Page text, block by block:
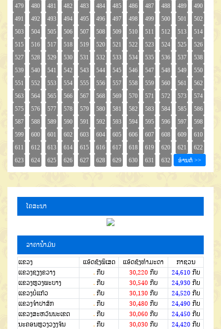
ໂຄສະນາ
ລາຄານໍ້າມັນ
ແຂວງ ແອັດຊັງພິເສດ ແອັດຊັງທຳມະດາ
ກາຊວນ
ແຂວງຊຽງຂວາງ
. ກີບ 30,220ກີບ 24,610ກີບ
ແຂວງຫຼວງພະບາງ
. ກີບ 30,540ກີບ 24,930ກີບ
ແຂວງບໍ່ແກ້ວ
. ກີບ 30,130ກີບ 24,520ກີບ
ແຂວງຈໍາປາສັກ
. ກີບ 30,480ກີບ 24,490ກີບ
ແຂວງສະຫວັນນະເຂດ
. ກີບ 30,060ກີບ 24,450ກີບ
ນະຄອນຫຼວງວຽງຈັນ
. ກີບ 30,030ກີບ 24,420ກີບ